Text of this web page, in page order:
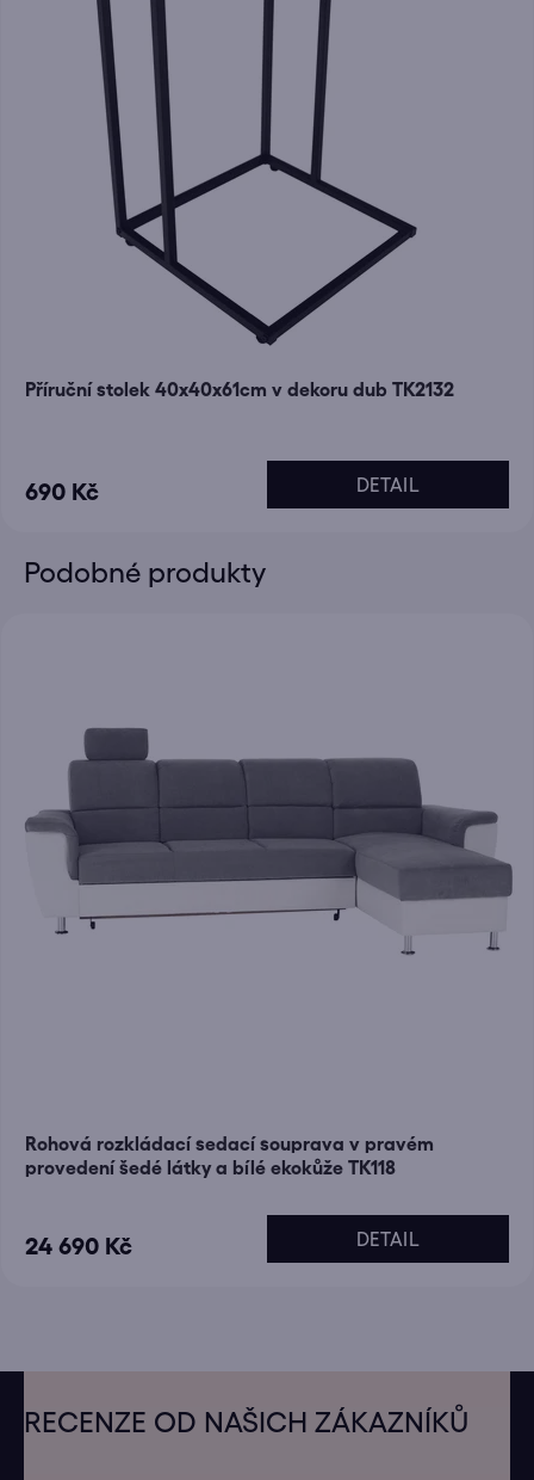
Příruční stolek 40x40x61cm v dekoru dub TK2132
690 Kč DETAIL
Podobné produkty
Rohová rozkládací sedací souprava v pravém
provedení šedé látky a bílé ekokůže TK118
24 690 Kč DETAIL
RECENZE OD NAŠICH ZÁKAZNÍKŮ